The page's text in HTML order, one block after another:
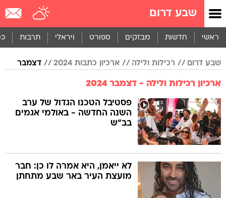
שבע דרום
ראשי חדשות מבזקים ספורט ויראלי תרבות
שבע דרום רכילות ולילה ארכיון כתבות 2024 דצמבר
ארכיון רכילות ולילה - דצמבר 2024
פסטיבל הטכנו הגדול של ערב
השנה החדשה - באולמי אגמים
בב"ש
לא ייאמן, היא אמרה לו כן: חבר
מועצת העיר באר שבע מתחתן